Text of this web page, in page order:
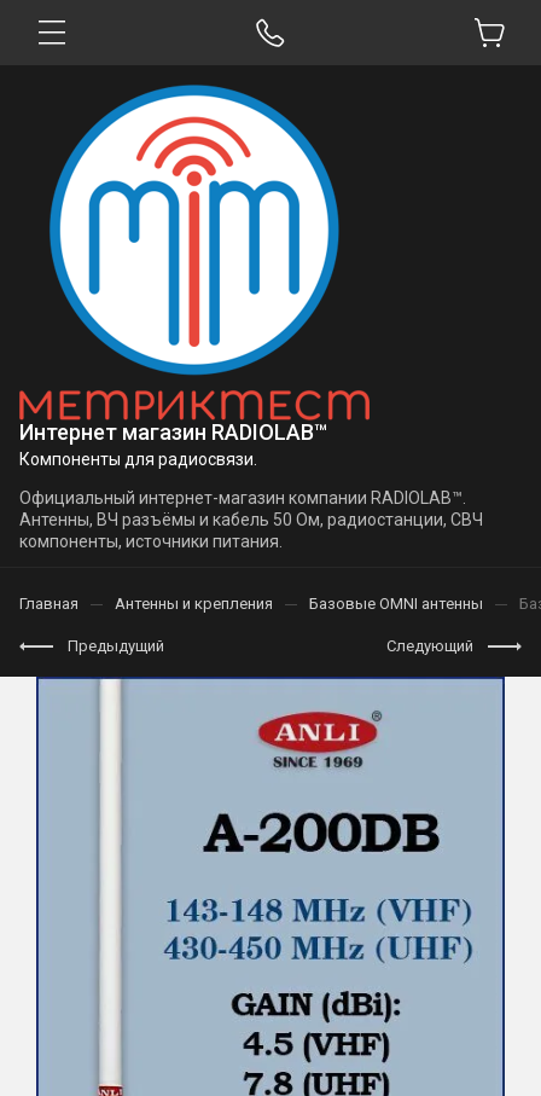
Интернет магазин RADIOLAB™
Компоненты для радиосвязи.
Официальный интернет-магазин компании RADIOLAB™.
Антенны, ВЧ разъёмы и кабель 50 Ом, радиостанции, СВЧ
компоненты, источники питания.
Главная Антенны и крепления Базовые OMNI антенны
Предыдущий Следующий